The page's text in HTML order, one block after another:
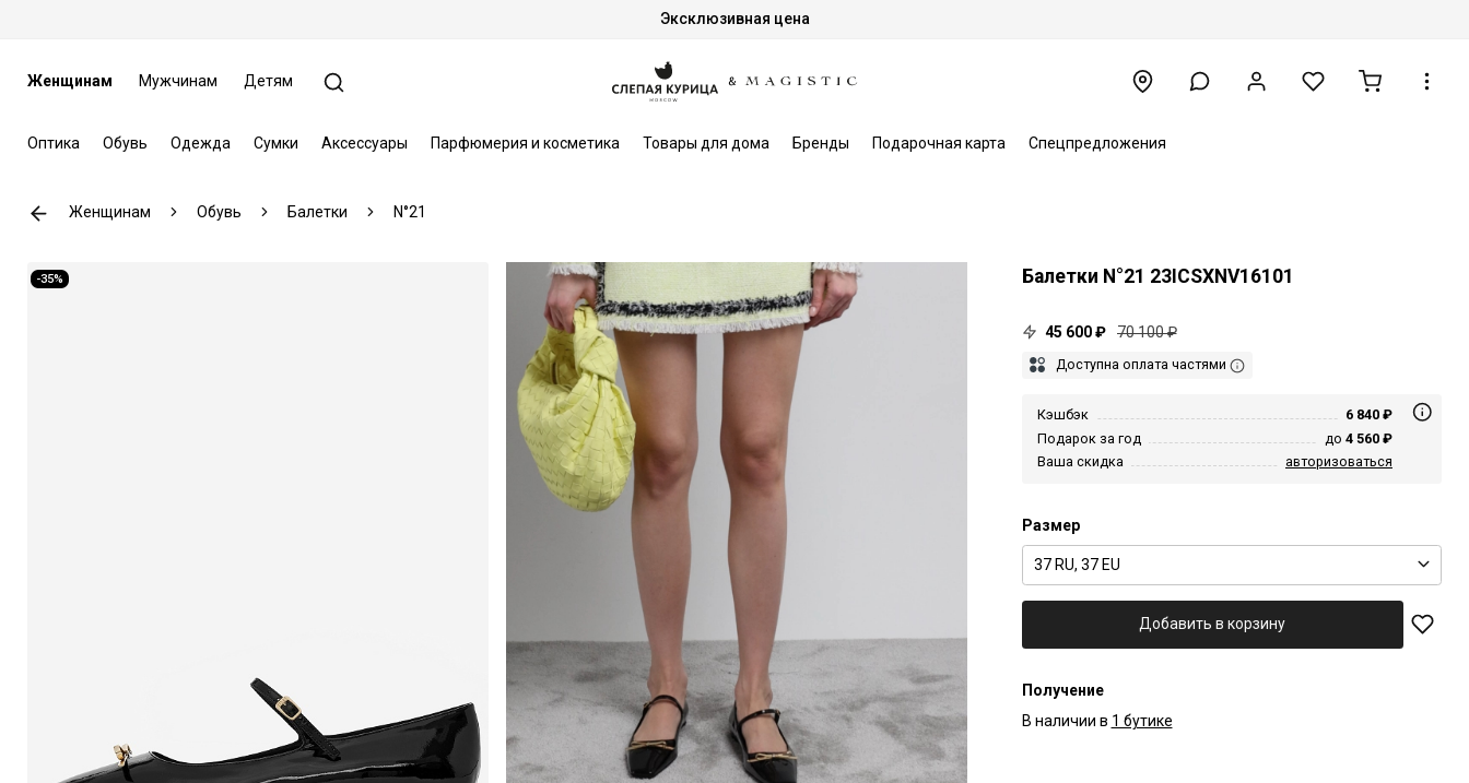
Эксклюзивная цена
Женщинам Мужчинам Детям
Оптика Обувь Одежда Сумки Аксессуары Парфюмерия и косметика Товары для дома Бренды Подарочная карта Спецпредложения
Женщинам Обувь Балетки N°21
-35% Балетки N°21 23ICSXNV16101
45 600 ₽ 70 100 ₽
Доступна оплата частями
Кэшбэк
6 840 ₽
Подарок за год
до 4 560 ₽
Ваша скидка
авторизоваться
Размер
37 RU, 37 EU
Добавить в корзину
Получение
В наличии в 1 бутике